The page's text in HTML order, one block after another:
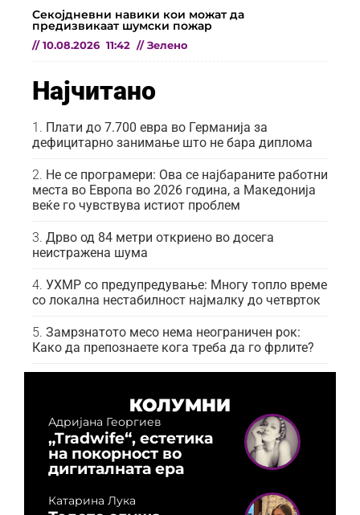
Секојдневни навики кои можат да
предизвикаат шумски пожар
// 10.08.2026 11:42 // Зелено
Најчитано
Плати до 7.700 евра во Германија за
дефицитарно занимање што не бара диплома
Не се програмери: Ова се најбараните работни
места во Европа во 2026 година, а Македонија
веќе го чувствува истиот проблем
Дрво од 84 метри откриено во досега
неистражена шума
УХМР со предупредување: Многу топло време
со локална нестабилност најмалку до четврток
Замрзнатото месо нема неограничен рок:
Како да препознаете кога треба да го фрлите?
КОЛУМНИ
Адријана Георгиев
„Tradwife“, естетика
на покорност во
дигиталната ера
Катарина Лука